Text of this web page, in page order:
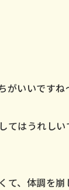
がいいですね
てはうれし
、体調を崩
資料請求